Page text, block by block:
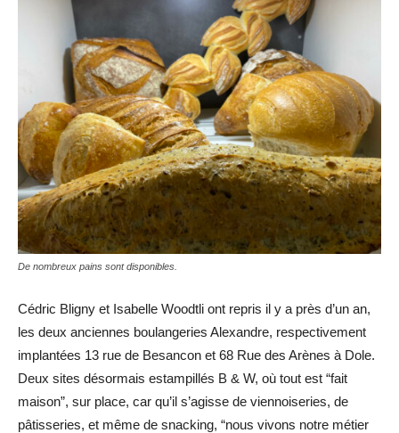
De nombreux pains sont disponibles.
Cédric Bligny et Isabelle Woodtli ont repris il y a près d’un an,
les deux anciennes boulangeries Alexandre, respectivement
implantées 13 rue de Besancon et 68 Rue des Arènes à Dole.
Deux sites désormais estampillés B & W, où tout est “fait
maison”, sur place, car qu’il s’agisse de viennoiseries, de
pâtisseries, et même de snacking, “nous vivons notre métier